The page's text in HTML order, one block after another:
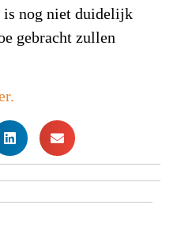
is nog niet duidelijk
gebracht zullen